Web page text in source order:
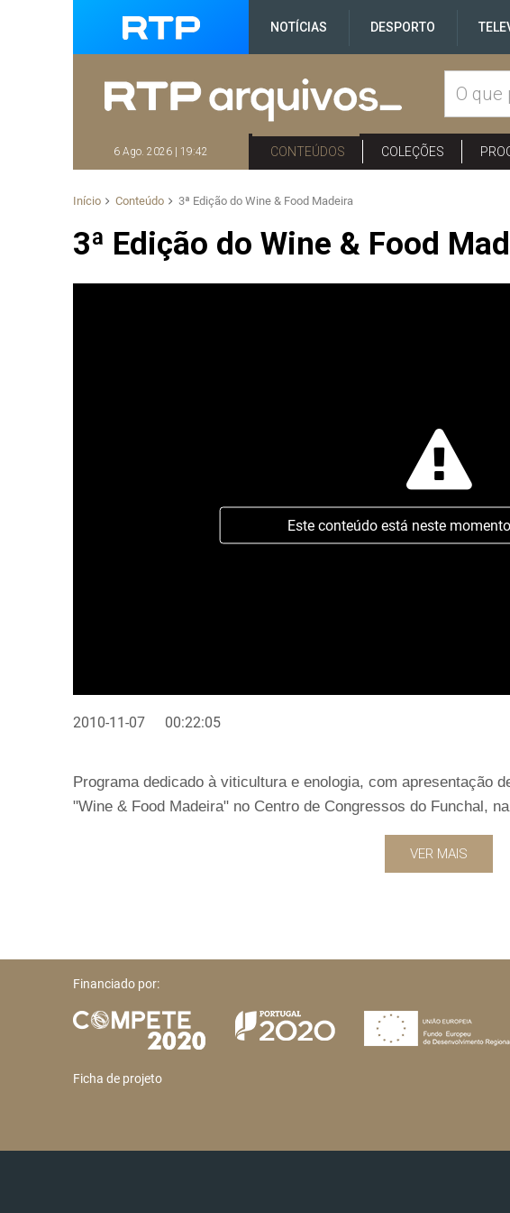
NOTÍCIAS DESPORTO
6 Ago. 2026 | 19:42 CONTEÚDOS COLEÇÕES
Início Conteúdo 3ª Edição do Wine & Food Madeira
3ª Edição do Wine & Food
Este conteúdo está neste
2010-11-07 00:22:05
Programa dedicado à viticultura e enologia, com apresentação
"Wine & Food Madeira" no Centro de Congressos do Funchal,
VER MAIS
Financiado por:
Ficha de projeto